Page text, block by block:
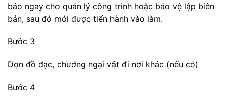
báo ngay cho quản lý công trình hoặc bảo vệ lập biên
bản, sau đó mới được tiến hành vào làm.
Bước 3
Dọn đồ đạc, chướng ngại vật đi nơi khác (nếu có)
Bước 4